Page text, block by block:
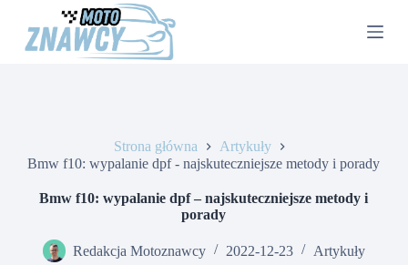
Strona główna
Artykuły
Bmw f10: wypalanie dpf - najskuteczniejsze metody i porady
Bmw f10: wypalanie dpf – najskuteczniejsze metody i
porady
Redakcja Motoznawcy 2022-12-23 Artykuły